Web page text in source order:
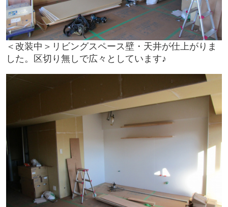
＜改装中＞リビングスペース壁・天井が仕上がりま
した。区切り無しで広々としています♪